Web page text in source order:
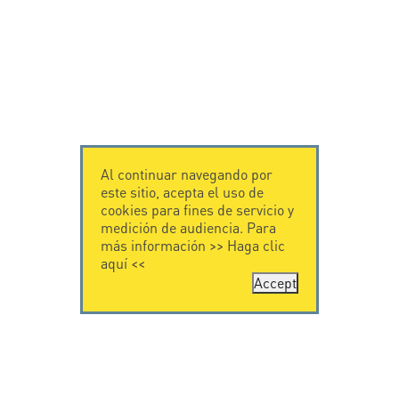
Al continuar navegando por
este sitio, acepta el uso de
cookies para fines de servicio y
medición de audiencia. Para
más información >> Haga clic
aquí<<
Accept